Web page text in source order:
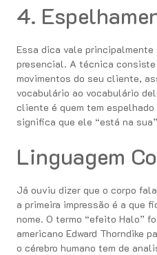
4.
Essa dica vale
presencial. A técnica
movimentos do seu cliente,
vocabulário ao vocabulário
cliente é quem tem
significa que ele “está na
Linguagem
Já ouviu dizer que o corpo
a primeira impressão é a que
nome. O termo “efeito Halo”
americano Edward Thorndike
o cérebro humano tem de